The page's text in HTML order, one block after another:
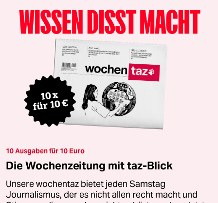
10 Ausgaben für 10 Euro
Die Wochenzeitung mit taz-Blick
Unsere wochentaz bietet jeden Samstag
Journalismus, der es nicht allen recht macht und